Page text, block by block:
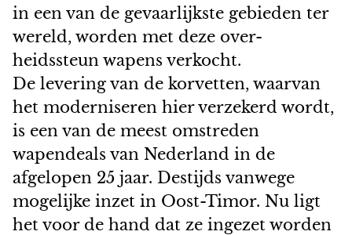
in een van de gevaarlijkste gebieden ter
wereld, worden met deze over-
heidssteun wapens verkocht.
De levering van de korvetten, waarvan
het moderniseren hier verzekerd wordt,
is een van de meest omstreden
wapendeals van Nederland in de
afgelopen 25 jaar. Destijds vanwege
mogelijke inzet in Oost-Timor. Nu ligt
het voor de hand dat ze ingezet worden